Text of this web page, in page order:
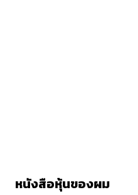
หนังสือหุ้นของผม